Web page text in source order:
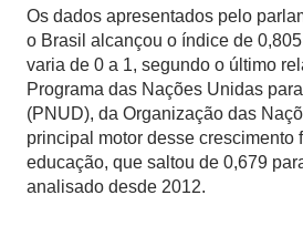
Os dados apresentados pelo
o Brasil alcançou o índice de
varia de 0 a 1, segundo o último
Programa das Nações Unidas
(PNUD), da Organização das
principal motor desse crescimento
educação, que saltou de 0,679
analisado desde 2012.